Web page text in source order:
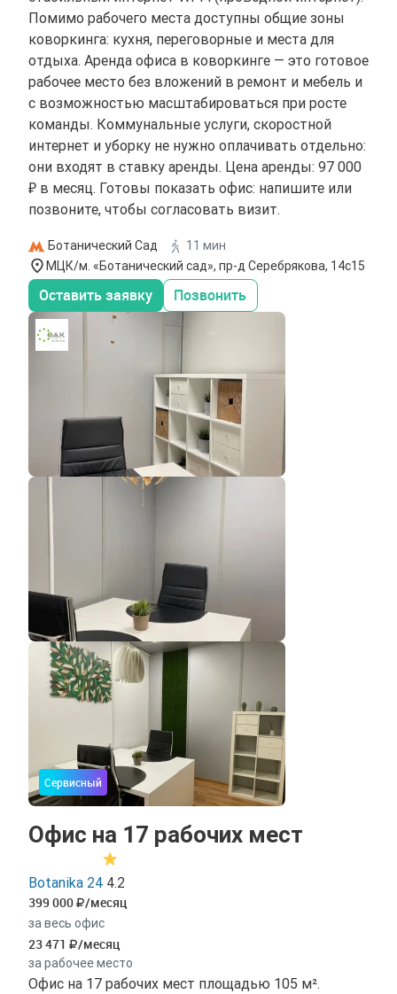
Помимо рабочего места доступны общие зоны
коворкинга: кухня, переговорные и места для
отдыха. Аренда офиса в коворкинге — это готовое
рабочее место без вложений в ремонт и мебель и
с возможностью масштабироваться при росте
команды. Коммунальные услуги, скоростной
интернет и уборку не нужно оплачивать отдельно:
они входят в ставку аренды. Цена аренды: 97 000
₽ в месяц. Готовы показать офис: напишите или
позвоните, чтобы согласовать визит.
Ботанический Сад
11 мин
МЦК/м. «Ботанический сад», пр-д Серебрякова, 14с15
Оставить заявку Позвонить
Сервисный
Офис на 17 рабочих мест
Botanika 24 4.2
399 000 /месяц
за весь офис
23 471 /месяц
за рабочее место
Офис на 17 рабочих мест площадью 105 м².